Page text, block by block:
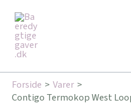
indholdet
Forside
Varer
Contigo Termokop West
Tilbud!
Tilbud!
349,95